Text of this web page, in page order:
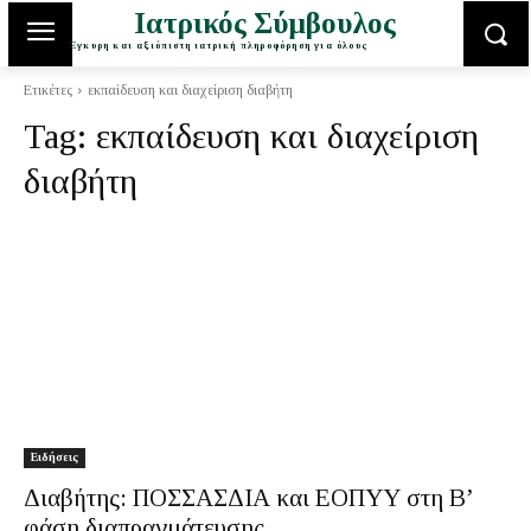
Ιατρικός Σύμβουλος
Έγκυρη και αξιόπιστη ιατρική πληροφόρηση για όλους
Ετικέτες εκπαίδευση και διαχείριση διαβήτη
Tag: εκπαίδευση και διαχείριση
διαβήτη
Ειδήσεις
Διαβήτης: ΠΟΣΣΑΣΔΙΑ και ΕΟΠΥΥ στη Β’